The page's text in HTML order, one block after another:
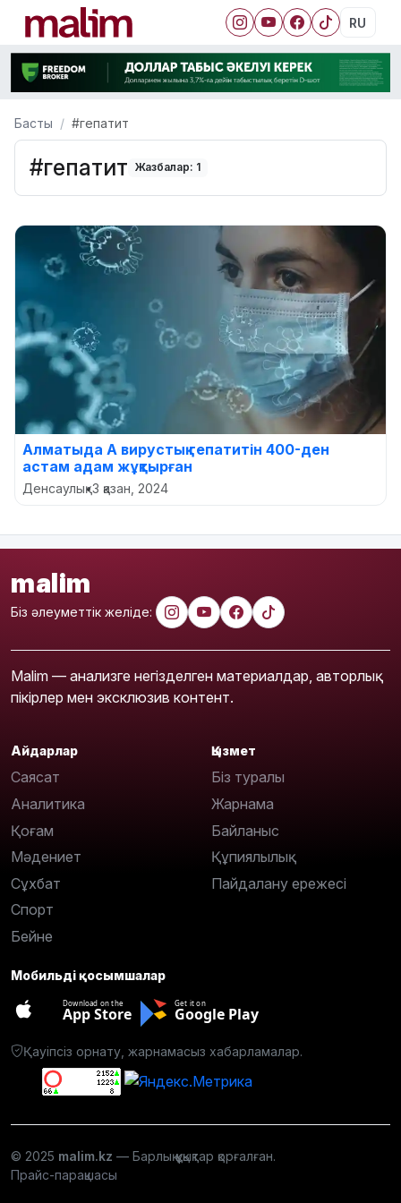
RU
Басты #гепатит
#гепатит Жазбалар: 1
Алматыда А вирустық гепатитін 400-ден
астам адам жұқтырған
Денсаулық•3 қазан, 2024
malim
Біз әлеуметтік желіде:
Malim — анализге негізделген материалдар, авторлық
пікірлер мен эксклюзив контент.
Айдарлар
Саясат
Аналитика
Қоғам
Мәдениет
Сұхбат
Спорт
Бейне
Қызмет
Біз туралы
Жарнама
Байланыс
Құпиялылық
Пайдалану ережесі
Мобильді қосымшалар
Download on the
App Store
Get it on
Google Play
Қауіпсіз орнату, жарнамасыз хабарламалар.
© 2025 malim.kz — Барлық құқықтар қорғалған.
Прайс-парақшасы